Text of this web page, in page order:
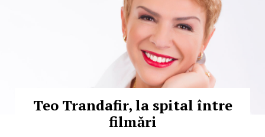
Teo Trandafir, la spital între
filmări